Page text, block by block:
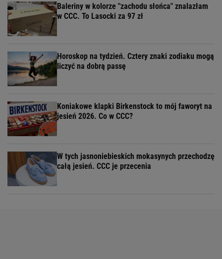
Baleriny w kolorze "zachodu słońca" znalazłam
w CCC. To Lasocki za 97 zł
Horoskop na tydzień. Cztery znaki zodiaku mogą
liczyć na dobrą passę
Koniakowe klapki Birkenstock to mój faworyt na
jesień 2026. Co w CCC?
W tych jasnoniebieskich mokasynych przechodzę
całą jesień. CCC je przecenia